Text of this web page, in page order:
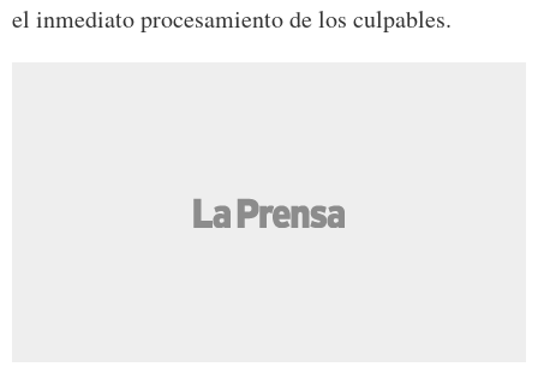
el inmediato procesamiento de los culpables.